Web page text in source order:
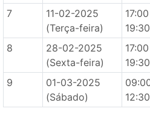
7
11-02-2025
(Terça-feira)
19:30
8
28-02-2025
(Sexta-feira)
19:30
9
01-03-2025
(Sábado)
12:30